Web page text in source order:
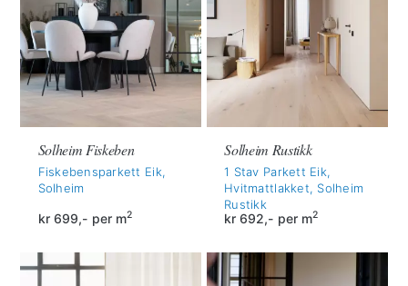
Solheim Fiskeben
Fiskebensparkett Eik,
Solheim
kr699,- per m2
Solheim Rustikk
1 Stav Parkett Eik,
Hvitmattlakket, Solheim
Rustikk
kr 692,- per m2